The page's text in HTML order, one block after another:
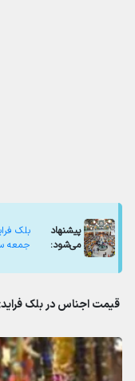
پیشنهاد
می‌شود:
بلک
جمعه
قیمت اجناس در بلک